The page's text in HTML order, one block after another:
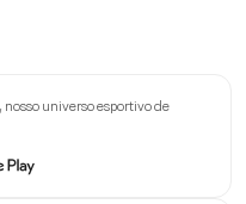
, nosso universo esportivo de